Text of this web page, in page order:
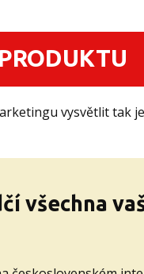
vysvětlit tak
všechna